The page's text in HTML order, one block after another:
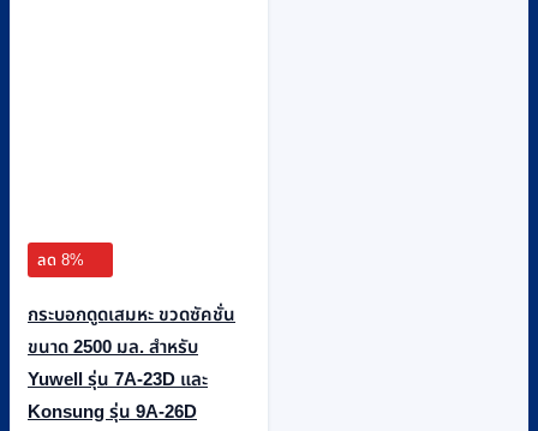
ลด 8%
กระบอกดูดเสมหะ ขวดซัคชั่น
ขนาด 2500 มล. สำหรับ
Yuwell รุ่น 7A-23D และ
Konsung รุ่น 9A-26D